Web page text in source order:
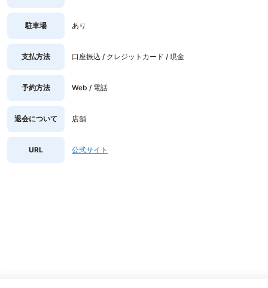
駐車場 あり
支払方法 口座振込 / クレジットカード / 現金
予約方法 Web / 電話
退会について 店舗
URL 公式サイト